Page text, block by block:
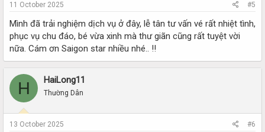
11 October 2025 #5
Mình đã trải nghiệm dịch vụ ở đây, lễ tân tư vấn vé rất nhiệt tình,
phục vụ chu đáo, bé vừa xinh mà thư giãn cũng rất tuyệt vời
nữa. Cám ơn Saigon star nhiều nhé.. !!
H HaiLong11
Thường Dân
13 October 2025 #6